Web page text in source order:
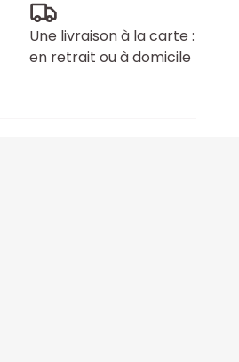
Une livraison à la carte :
en retrait ou à domicile